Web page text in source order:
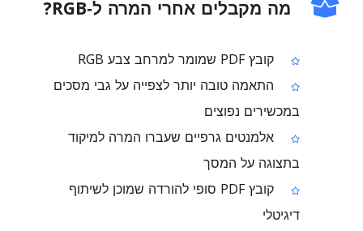
מה מקבלים אחרי המרה ל‑RGB?
קובץ PDF שמומר למרחב צבע RGB
התאמה טובה יותר לצפייה על גבי מסכים
במכשירים נפוצים
אלמנטים גרפיים שעברו המרה למיקוד
בתצוגה על המסך
קובץ PDF סופי להורדה שמוכן לשיתוף
דיגיטלי